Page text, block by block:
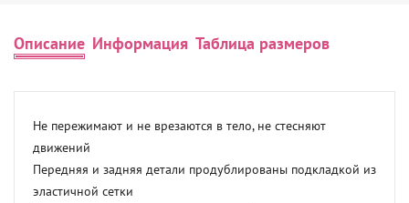
Описание Информация Таблица размеров
Не пережимают и не врезаются в тело, не стесняют
движений
Передняя и задняя детали продублированы подкладкой из
эластичной сетки